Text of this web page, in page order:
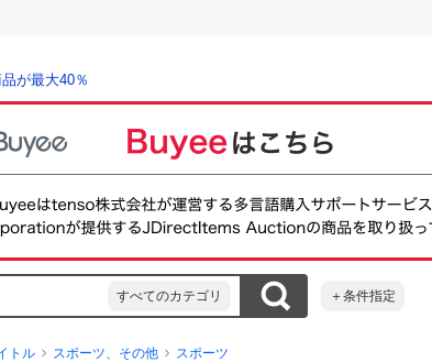
が最大40％
すべてのカテゴリ ＋条件指定
トル スポーツ、その他 スポーツ